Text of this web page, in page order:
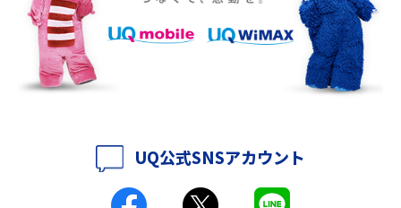
て解説
iPhone 16eとiPhone 14を徹底比較！スペック・機能の違いをわかりやすく
紹介
iPhone 16とiPhone 15の違いは？カメラ・スペック・機能を徹底比較
UQ公式SNSアカウント